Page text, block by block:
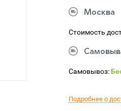
Москва
Стоимость
Самовывоз:
Подробнее о